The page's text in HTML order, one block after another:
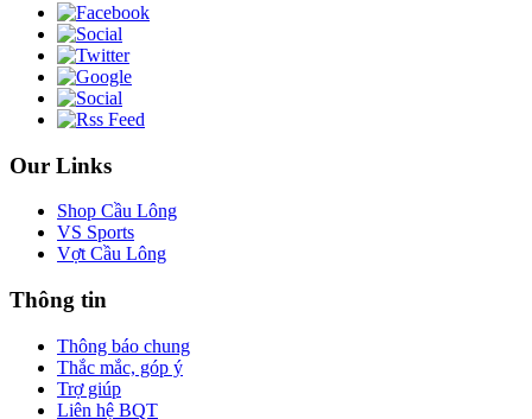
Our Links
Shop Cầu Lông
VS Sports
Vợt Cầu Lông
Thông tin
Thông báo chung
Thắc mắc, góp ý
Trợ giúp
Liên hệ BQT